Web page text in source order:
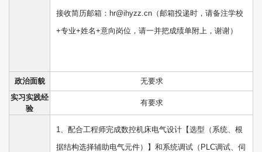
接收简历邮箱：hr@ihyzz.cn（邮箱投递时，请备注学校
+专业+姓名+意向岗位，请一并把成绩单附上，谢谢）
政治面貌
无要求
实习实践经
验
有要求
1、配合工程师完成数控机床电气设计【选型（系统、根
据结构选择辅助电气元件）】和系统调试（PLC调试、伺